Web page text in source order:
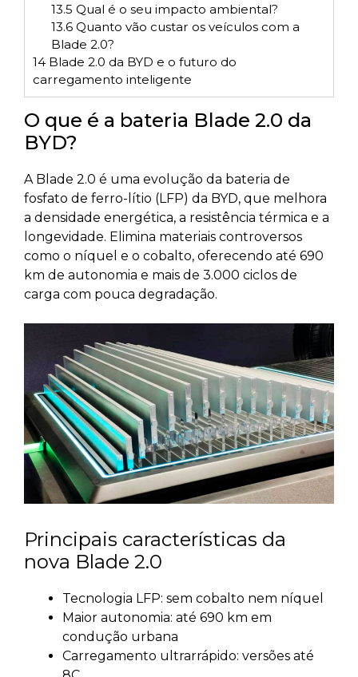
13.5 Qual é o seu impacto ambiental?
13.6Quanto vão custar os veículos com a
Blade 2.0?
14 Blade 2.0 da BYD e o futuro do
carregamento inteligente
O que é a bateria Blade 2.0 da
BYD?
A Blade 2.0 é uma evolução da bateria de
fosfato de ferro-lítio (LFP) da BYD, que melhora
a densidade energética, a resistência térmica e a
longevidade. Elimina materiais controversos
como o níquel e o cobalto, oferecendo até 690
km de autonomia e mais de 3.000 ciclos de
carga com pouca degradação.
Principais características da
nova Blade 2.0
Tecnologia LFP: sem cobalto nem níquel
Maior autonomia: até 690 km em
condução urbana
Carregamento ultrarrápido: versões até